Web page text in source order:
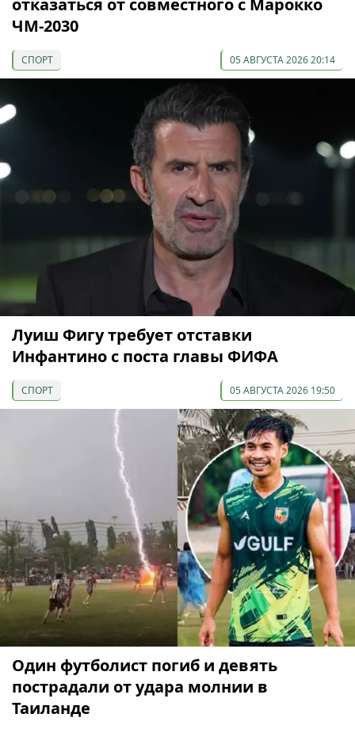
ЧМ-2030
СПОРТ 05 АВГУСТА 2026 20:14
Луиш Фигу требует отставки
Инфантино с поста главы ФИФА
СПОРТ 05 АВГУСТА 2026 19:50
Один футболист погиб и девять
пострадали от удара молнии в
Таиланде